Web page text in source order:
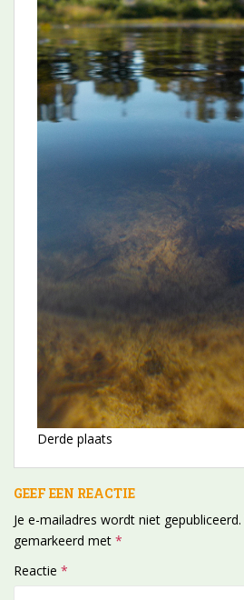
Derde plaats
GEEF EEN REACTIE
Je e-mailadres wordt niet gepubliceerd.
gemarkeerd met *
Reactie *